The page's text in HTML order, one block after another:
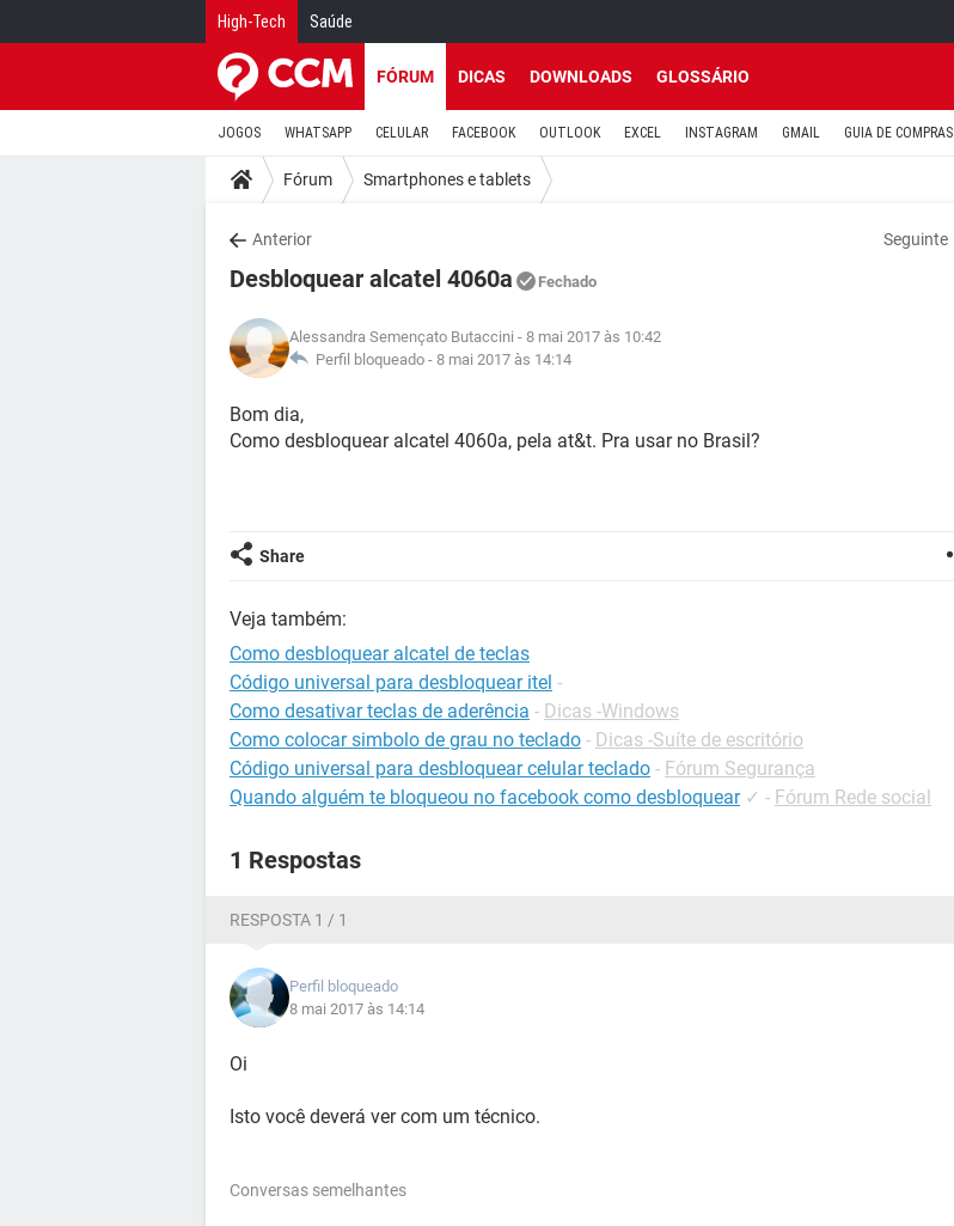
High-Tech Saúde
FÓRUM DICAS DOWNLOADS GLOSSÁRIO
JOGOS WHATSAPP CELULAR FACEBOOK OUTLOOK EXCEL INSTAGRAM GMAIL GUIA DE COMPRAS
Fórum Smartphones e tablets
Anterior Seguinte
Desbloquear alcatel 4060a Fechado
Alessandra Semençato Butaccini - 8 mai 2017 às 10:42
Perfil bloqueado - 8 mai 2017 às 14:14
Bom dia,
Como desbloquear alcatel 4060a, pela at&t. Pra usar no Brasil?
Share
Veja também:
Como desbloquear alcatel de teclas
Código universal para desbloquear itel -
Como desativar teclas de aderência - Dicas -Windows
Como colocar simbolo de grau no teclado - Dicas -Suíte de escritório
Código universal para desbloquear celular teclado - Fórum Segurança
Quando alguém te bloqueou no facebook como desbloquear ✓ - Fórum Rede social
1 Respostas
RESPOSTA 1 / 1
Perfil bloqueado
8 mai 2017 às 14:14
Oi
Isto você deverá ver com um técnico.
Conversas semelhantes